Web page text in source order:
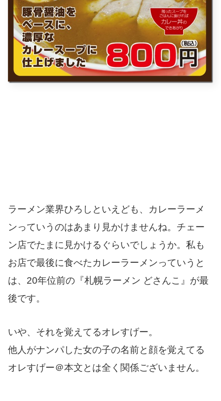
ラーメン業界ひろしといえども、カレーラーメ
ンっていうのはあまり見かけませんね。チェー
ン店でたまに見かけるぐらいでしょうか。私も
お店で最後に食べたカレーラーメンっていうと
は、20年位前の『札幌ラーメン どさんこ』が最
後です。
いや、それを覚えてるオレすげー。
他人がナンパした女の子の名前と顔を覚えてる
オレすげー＠本文とは全く関係ございません。